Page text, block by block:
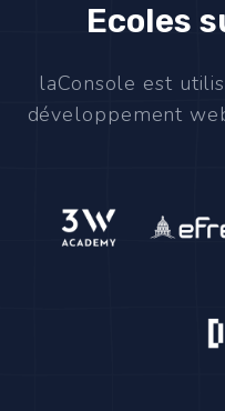
Ecoles
laConsole est
développement